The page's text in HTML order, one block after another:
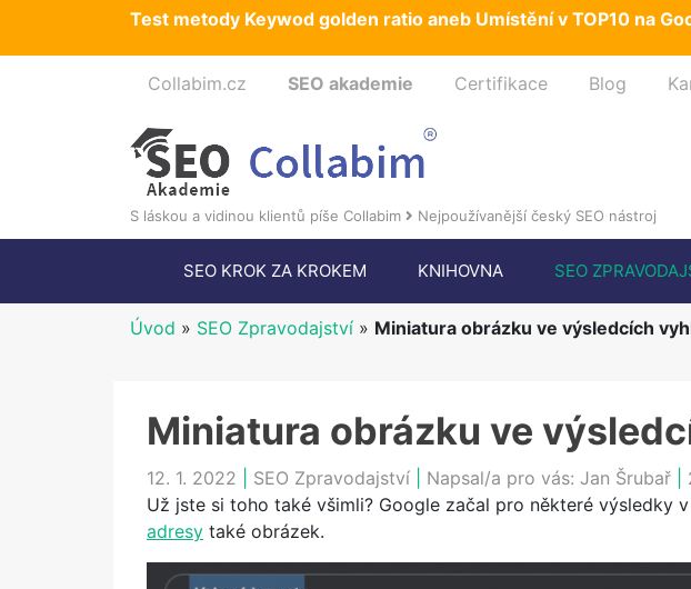
Test metody Keywod golden ratio aneb Umístění v TOP10 na
Collabim.cz SEO akademie Certifikace Blog
S láskou a vidinou klientů píše Collabim Nejpoužívanější český SEO nástroj
SEO KROK ZA KROKEM KNIHOVNA SEO
Úvod » SEO Zpravodajství » Miniatura obrázku ve výsledcích
Miniatura obrázku ve
12. 1. 2022 SEO Zpravodajství Napsal/a pro vás: Jan Šrubař
Už jste si toho také všimli? Google začal pro některé výsledky
adresy také obrázek.